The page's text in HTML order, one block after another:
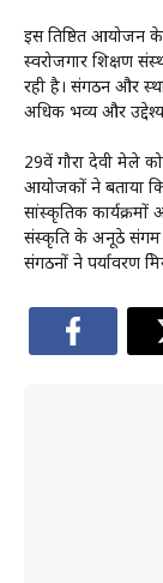
इस प्रतिष्ठित
स्वरोजगार शिक्षण
रही है। संगठन और
अधिक भव्य और
29वें गौरा देवी मेले
आयोजकों ने बताया
सांस्कृतिक कार्यक्रमों
संस्कृति के अनूठे संगम
संगठनों ने पर्यावरण